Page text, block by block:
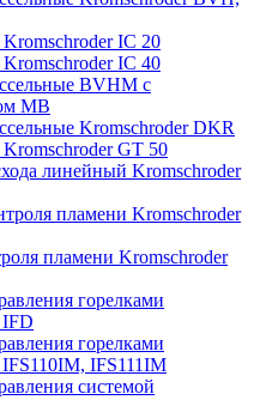
IC 20
IC 40
BVHM с
МВ
Kromschroder DKR
GT 50
линейный Kromschroder
пламени Kromschroder
пламени Kromschroder
горелками
IFD
горелками
IFS111IM
системой